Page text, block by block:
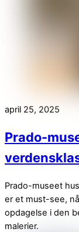
april 25, 2025
Prado-
Prado-museet
er et must-see,
opdagelse i den
malerier.